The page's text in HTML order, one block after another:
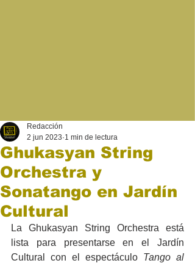
Ghukasyan String
Orchestra y
Sonatango en Jardín
Cultural
Redacción
2 jun 2023 1 min de lectura
La Ghukasyan String Orchestra está
lista para presentarse en el Jardín
Cultural con el espectáculo Tango al